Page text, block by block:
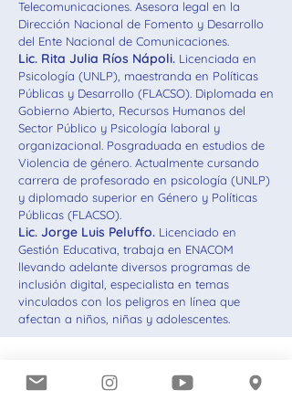
Telecomunicaciones. Asesora legal en la
Dirección Nacional de Fomento y Desarrollo
del Ente Nacional de Comunicaciones.
Lic. Rita Julia Ríos Nápoli. Licenciada en
Psicología (UNLP), maestranda en Políticas
Públicas y Desarrollo (FLACSO). Diplomada en
Gobierno Abierto, Recursos Humanos del
Sector Público y Psicología laboral y
organizacional. Posgraduada en estudios de
Violencia de género. Actualmente cursando
carrera de profesorado en psicología (UNLP)
y diplomado superior en Género y Políticas
Públicas (FLACSO).
Lic. Jorge Luis Peluffo. Licenciado en
Gestión Educativa, trabaja en ENACOM
llevando adelante diversos programas de
inclusión digital, especialista en temas
vinculados con los peligros en línea que
afectan a niños, niñas y adolescentes.
Contactanos